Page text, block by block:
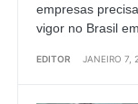
empresas
vigor no Brasil
EDITOR JANEIRO 7,